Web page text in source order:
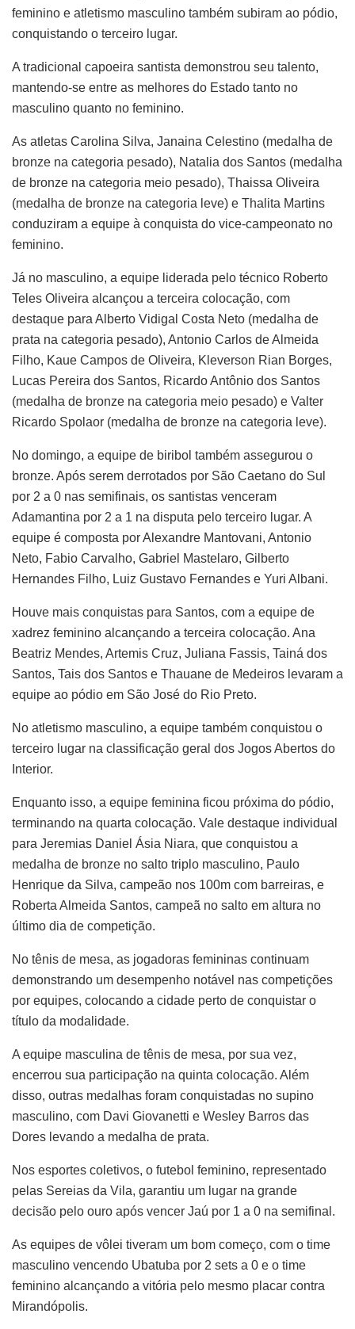
feminino e atletismo masculino também subiram ao pódio,
conquistando o terceiro lugar.
A tradicional capoeira santista demonstrou seu talento,
mantendo-se entre as melhores do Estado tanto no
masculino quanto no feminino.
As atletas Carolina Silva, Janaina Celestino (medalha de
bronze na categoria pesado), Natalia dos Santos (medalha
de bronze na categoria meio pesado), Thaissa Oliveira
(medalha de bronze na categoria leve) e Thalita Martins
conduziram a equipe à conquista do vice-campeonato no
feminino.
Já no masculino, a equipe liderada pelo técnico Roberto
Teles Oliveira alcançou a terceira colocação, com
destaque para Alberto Vidigal Costa Neto (medalha de
prata na categoria pesado), Antonio Carlos de Almeida
Filho, Kaue Campos de Oliveira, Kleverson Rian Borges,
Lucas Pereira dos Santos, Ricardo Antônio dos Santos
(medalha de bronze na categoria meio pesado) e Valter
Ricardo Spolaor (medalha de bronze na categoria leve).
No domingo, a equipe de biribol também assegurou o
bronze. Após serem derrotados por São Caetano do Sul
por 2 a 0 nas semifinais, os santistas venceram
Adamantina por 2 a 1 na disputa pelo terceiro lugar. A
equipe é composta por Alexandre Mantovani, Antonio
Neto, Fabio Carvalho, Gabriel Mastelaro, Gilberto
Hernandes Filho, Luiz Gustavo Fernandes e Yuri Albani.
Houve mais conquistas para Santos, com a equipe de
xadrez feminino alcançando a terceira colocação. Ana
Beatriz Mendes, Artemis Cruz, Juliana Fassis, Tainá dos
Santos, Tais dos Santos e Thauane de Medeiros levaram a
equipe ao pódio em São José do Rio Preto.
No atletismo masculino, a equipe também conquistou o
terceiro lugar na classificação geral dos Jogos Abertos do
Interior.
Enquanto isso, a equipe feminina ficou próxima do pódio,
terminando na quarta colocação. Vale destaque individual
para Jeremias Daniel Ásia Niara, que conquistou a
medalha de bronze no salto triplo masculino, Paulo
Henrique da Silva, campeão nos 100m com barreiras, e
Roberta Almeida Santos, campeã no salto em altura no
último dia de competição.
No tênis de mesa, as jogadoras femininas continuam
demonstrando um desempenho notável nas competições
por equipes, colocando a cidade perto de conquistar o
título da modalidade.
A equipe masculina de tênis de mesa, por sua vez,
encerrou sua participação na quinta colocação. Além
disso, outras medalhas foram conquistadas no supino
masculino, com Davi Giovanetti e Wesley Barros das
Dores levando a medalha de prata.
Nos esportes coletivos, o futebol feminino, representado
pelas Sereias da Vila, garantiu um lugar na grande
decisão pelo ouro após vencer Jaú por 1 a 0 na semifinal.
As equipes de vôlei tiveram um bom começo, com o time
masculino vencendo Ubatuba por 2 sets a 0 e o time
feminino alcançando a vitória pelo mesmo placar contra
Mirandópolis.